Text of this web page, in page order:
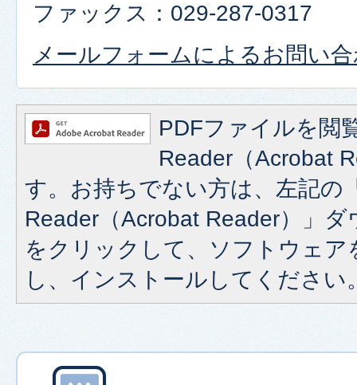
ファックス：029-287-0317
メールフォームによるお問い
PDFファイルを閲
Reader（Acrobat
す。お持ちでない方は、左記の
Reader（Acrobat Reader）」
をクリックして、ソフトウェア
し、インストールしてください